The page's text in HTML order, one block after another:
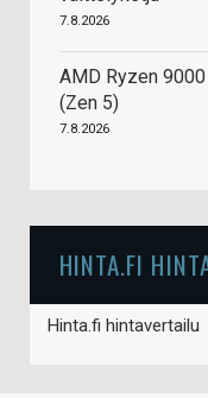
7.8.2026
AMD Ryzen
(Zen 5)
7.8.2026
HINTA.FI
Hinta.fi hintavertailu